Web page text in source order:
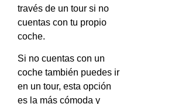
través de un tour si no
cuentas con tu propio
coche.
Si no cuentas con un
coche también puedes ir
en un tour, esta opción
es la más cómoda y